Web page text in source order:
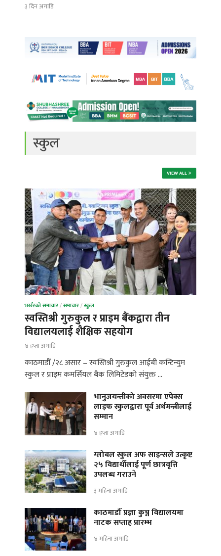
३ दिन अगाडि
स्कुल
VIEW ALL
भर्खरको समाचार/समाचार/स्कुल
स्वस्तिश्री गुरुकुल र प्राइम बैंकद्वारा तीन
विद्यालयलाई शैक्षिक सहयोग
४ हप्ता अगाडि
काठमाडौँ /२८ असार – स्वस्तिश्री गुरुकुल आईबी कन्टिन्युम
स्कुल र प्राइम कमर्सियल बैंक लिमिटेडको संयुक्त …
भानुजयन्तीको अवसरमा एपेक्स
लाइफ स्कुलद्वारा पूर्व अर्थमन्त्रीलाई
सम्मान
४ हप्ता अगाडि
ग्लोबल स्कुल अफ साइन्सले उत्कृष्ट
२५ विद्यार्थीलाई पूर्ण छात्रवृत्ति
उपलब्ध गराउने
३ महिना अगाडि
काठमाडौँ प्रज्ञा कुञ्ज विद्यालयमा
नाटक सप्ताह प्रारम्भ
४ महिना अगाडि